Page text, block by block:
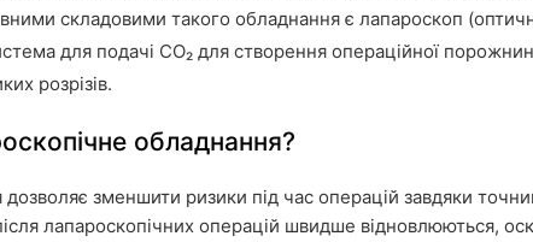
складовими такого обладнання є лапароскоп
для подачі CO₂ для створення операційної
розрізів.
обладнання?
дозволяє зменшити ризики під час операцій завдяки
лапароскопічних операцій швидше відновлюються,